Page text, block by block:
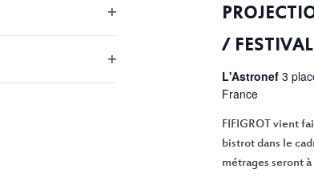
/
L'Astronef 3
France
FIFIGROT vient
bistrot dans le
métrages seront à